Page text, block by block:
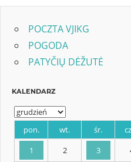
POCZTA VJIKG
POGODA
PATYČIŲ DĖŽUTĖ